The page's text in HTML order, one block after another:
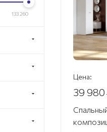
Цена:
39 980
133 260